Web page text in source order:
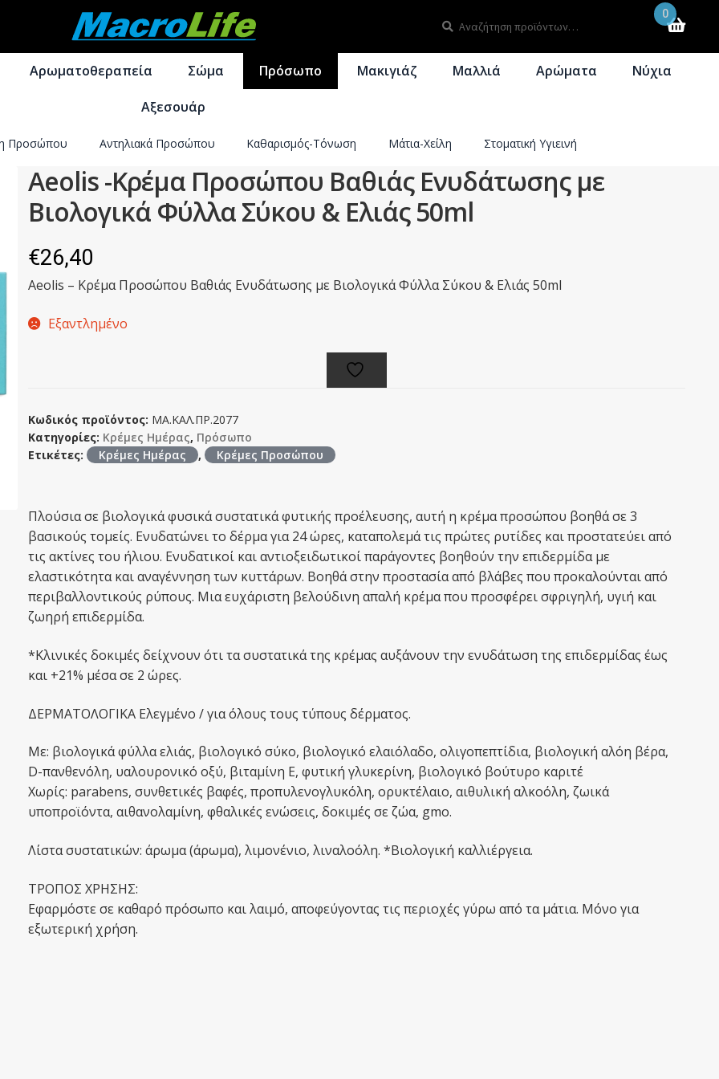
Απευθείας
μετάβαση
στην
Μετάβαση
σε
περιεχόμενο
για:
0
Αρωματοθεραπεία Σώμα Πρόσωπο
Προσώπου Αντηλιακά Προσώπου Καθαρισμός-Τόνωση Μάτια-Χείλη Στοματική Υγιεινή
Μακιγιάζ Μαλλιά Αρώματα Νύχια
Αξεσουάρ
Aeolis -Κρέμα Προσώπου Βαθιάς Ενυδάτωσης με
Βιολογικά Φύλλα Σύκου & Ελιάς 50ml
€26,40
Aeolis – Κρέμα Προσώπου Βαθιάς Ενυδάτωσης με Βιολογικά Φύλλα Σύκου & Ελιάς 50ml
Εξαντλημένο
Κωδικός προϊόντος: ΜΑ.ΚΑΛ.ΠΡ.2077
Κατηγορίες: Κρέμες Ημέρας, Πρόσωπο
Ετικέτες:
Κρέμες Ημέρας , Κρέμες Προσώπου
Πλούσια σε βιολογικά φυσικά συστατικά φυτικής προέλευσης, αυτή η κρέμα προσώπου βοηθά σε 3
βασικούς τομείς. Ενυδατώνει το δέρμα για 24 ώρες, καταπολεμά τις πρώτες ρυτίδες και προστατεύει από
τις ακτίνες του ήλιου. Ενυδατικοί και αντιοξειδωτικοί παράγοντες βοηθούν την επιδερμίδα με
ελαστικότητα και αναγέννηση των κυττάρων. Βοηθά στην προστασία από βλάβες που προκαλούνται από
περιβαλλοντικούς ρύπους. Μια ευχάριστη βελούδινη απαλή κρέμα που προσφέρει σφριγηλή, υγιή και
ζωηρή επιδερμίδα.
*Κλινικές δοκιμές δείχνουν ότι τα συστατικά της κρέμας αυξάνουν την ενυδάτωση της επιδερμίδας έως
και +21% μέσα σε 2 ώρες.
ΔΕΡΜΑΤΟΛΟΓΙΚΑ Ελεγμένο / για όλους τους τύπους δέρματος.
Με: βιολογικά φύλλα ελιάς, βιολογικό σύκο, βιολογικό ελαιόλαδο, ολιγοπεπτίδια, βιολογική αλόη βέρα,
D-πανθενόλη, υαλουρονικό οξύ, βιταμίνη Ε, φυτική γλυκερίνη, βιολογικό βούτυρο καριτέ
Χωρίς: parabens, συνθετικές βαφές, προπυλενογλυκόλη, ορυκτέλαιο, αιθυλική αλκοόλη, ζωικά
υποπροϊόντα, αιθανολαμίνη, φθαλικές ενώσεις, δοκιμές σε ζώα, gmo.
Λίστα συστατικών: άρωμα (άρωμα), λιμονένιο, λιναλοόλη. *Βιολογική καλλιέργεια.
ΤΡΟΠΟΣ ΧΡΗΣΗΣ:
Εφαρμόστε σε καθαρό πρόσωπο και λαιμό, αποφεύγοντας τις περιοχές γύρω από τα μάτια. Μόνο για
εξωτερική χρήση.